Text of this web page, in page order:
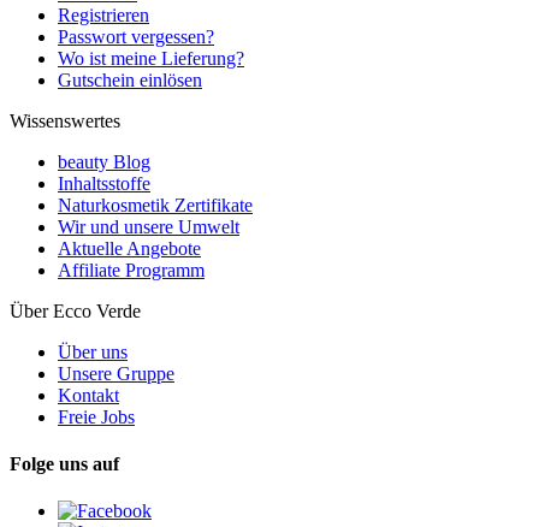
Registrieren
Passwort vergessen?
Wo ist meine Lieferung?
Gutschein einlösen
Wissenswertes
beauty Blog
Inhaltsstoffe
Naturkosmetik Zertifikate
Wir und unsere Umwelt
Aktuelle Angebote
Affiliate Programm
Über Ecco Verde
Über uns
Unsere Gruppe
Kontakt
Freie Jobs
Folge uns auf